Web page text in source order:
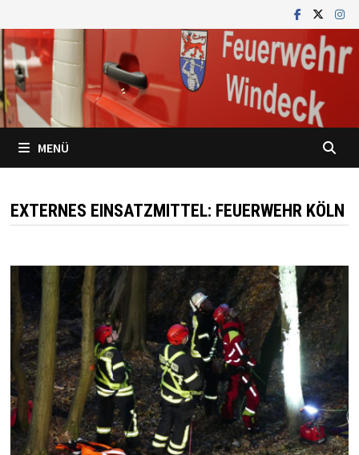
Inhalt
springen
MENÜ
EXTERNES EINSATZMITTEL: FEUERWEHR KÖLN